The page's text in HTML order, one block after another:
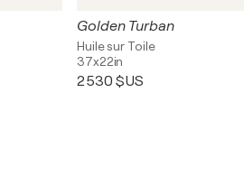
Golden Turban
Huile sur Toile
37x22in
2 530 $US